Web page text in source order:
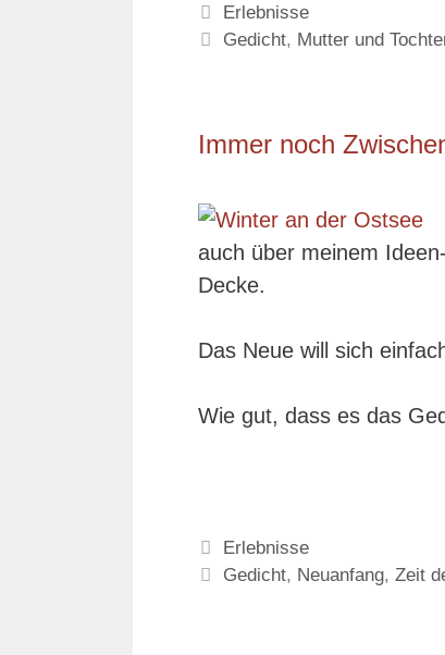
Kategorien
Erlebnisse
Schlagwörter
Gedicht, Mutter und
Immer noch
auch über meinem
Decke.
Das Neue will sich
Wie gut, dass es das
Kategorien
Erlebnisse
Schlagwörter
Gedicht, Neuanfang,Zeit